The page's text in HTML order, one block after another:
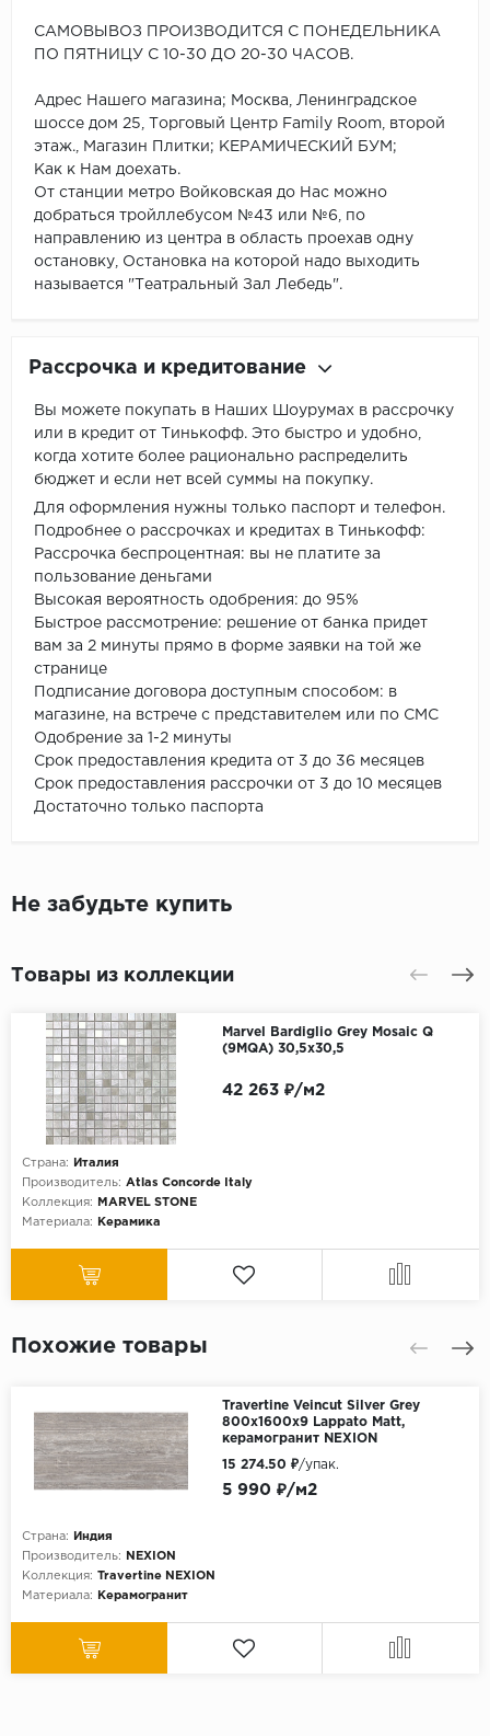
САМОВЫВОЗ ПРОИЗВОДИТСЯ С ПОНЕДЕЛЬНИКА
ПО ПЯТНИЦУ С 10-30 ДО 20-30 ЧАСОВ.
Адрес Нашего магазина; Москва, Ленинградское
шоссе дом 25, Торговый Центр Family Room, второй
этаж., Магазин Плитки; КЕРАМИЧЕСКИЙ БУМ;
Как к Нам доехать.
От станции метро Войковская до Нас можно
добраться тройллебусом №43 или №6, по
направлению из центра в область проехав одну
остановку, Остановка на которой надо выходить
называется "Театральный Зал Лебедь".
Рассрочка и кредитование
Вы можете покупать в Наших Шоурумах в рассрочку
или в кредит от Тинькофф. Это быстро и удобно,
когда хотите более рационально распределить
бюджет и если нет всей суммы на покупку.
Для оформления нужны только паспорт и телефон.
Подробнее о рассрочках и кредитах в Тинькофф:
Рассрочка беспроцентная: вы не платите за
пользование деньгами
Высокая вероятность одобрения: до 95%
Быстрое рассмотрение: решение от банка придет
вам за 2 минуты прямо в форме заявки на той же
странице
Подписание договора доступным способом: в
магазине, на встрече с представителем или по СМС
Одобрение за 1-2 минуты
Срок предоставления кредита от 3 до 36 месяцев
Срок предоставления рассрочки от 3 до 10 месяцев
Достаточно только паспорта
Не забудьте купить
Товары из коллекции
Marvel Bardiglio Grey Mosaic Q
(9MQA) 30,5x30,5
Страна:
Италия
Производитель: Atlas Concorde Italy
Коллекция:
MARVEL STONE
Материала:
Керамика
42 263 ₽/м2
Похожие товары
Travertine Veincut Silver Grey
800х1600х9 Lappato Matt,
керамогранит NEXION
Страна:
Индия
Производитель:
NEXION
Коллекция: Travertine NEXION
Материала:
Керамогранит
5 990 ₽/м2
15 274.50 ₽/упак.